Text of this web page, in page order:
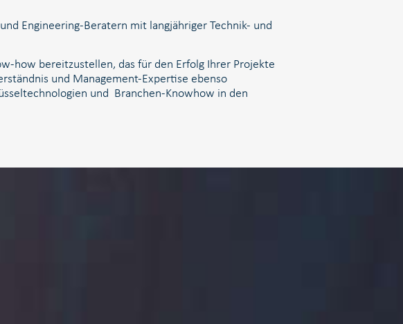
Engineering-Beratern mit langjähriger Technik- und
how bereitzustellen, das für den Erfolg Ihrer Projekte
und Management-Expertise ebenso
und Branchen-Knowhow in den